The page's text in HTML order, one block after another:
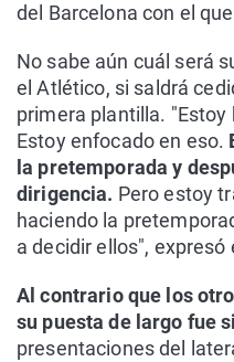
del Barcelona con el
No sabe aún cuál será
el Atlético, si saldrá
primera plantilla.
Estoy enfocado en eso.
la pretemporada y
dirigencia. Pero estoy
haciendo la
a decidir ellos", expresó
Al contrario que los
su puesta de largo fue
presentaciones del